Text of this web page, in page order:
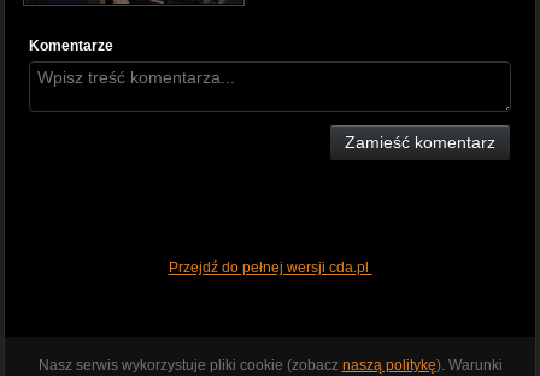
Komentarze
Zamieść komentarz
Przejdź do pełnej wersji cda.pl
Nasz serwis wykorzystuje pliki cookie (zobacz naszą politykę). Warunki